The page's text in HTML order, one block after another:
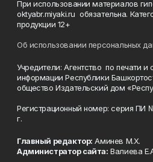
При использовании материалов
oktyabr.miyaki.ru обязательна.
продукции 12+
Об использовании персональных
Учредители: Агентство по печати
информации Республики
общество Издательский дом
Регистрационный номер: серия ПИ
г.
Главный редактор: Аминев М.Х.
Администратор сайта: Валиева